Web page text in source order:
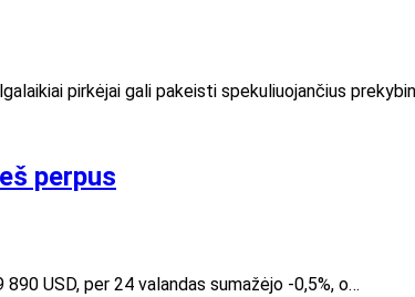
pirkėjai gali pakeisti spekuliuojančius
perpus
USD, per 24 valandas sumažėjo -0,5%, o…